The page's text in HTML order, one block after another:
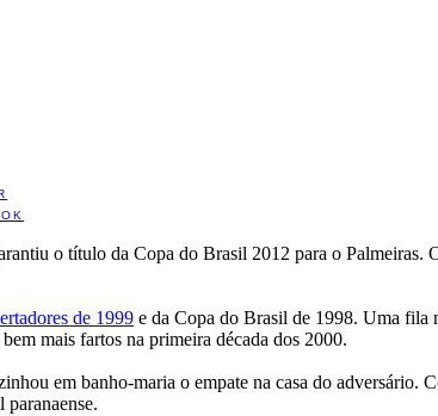
o título da Copa do Brasil 2012 para o Palmeiras.
de 1999 e da Copa do Brasil de 1998. Uma fila
mais fartos na primeira década dos 2000.
em banho-maria o empate na casa do adversário.